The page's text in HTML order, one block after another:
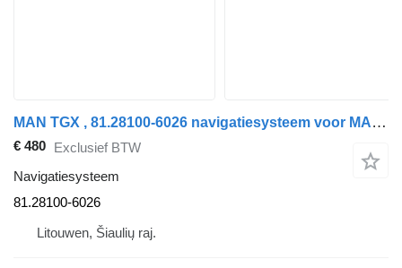
MAN TGX , 81.28100-6026 navigatiesysteem voor MAN TGX 18.440 , 81.28100-6026 trekker
€ 480 Exclusief BTW
Navigatiesysteem
81.28100-6026
Litouwen, Šiaulių raj.